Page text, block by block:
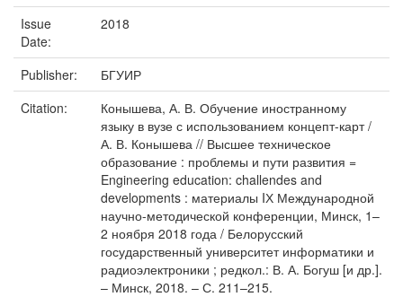
Issue
Date:
2018
Publisher:
БГУИР
Citation:
Конышева, А. В. Обучение иностранному
языку в вузе с использованием концепт-карт /
А. В. Конышева // Высшее техническое
образование : проблемы и пути развития =
Engineering education: challendes and
developments : материалы IХ Международной
научно-методической конференции, Минск, 1–
2 ноября 2018 года / Белорусский
государственный университет информатики и
радиоэлектроники ; редкол.: В. А. Богуш [и др.].
– Минск, 2018. – С. 211–215.